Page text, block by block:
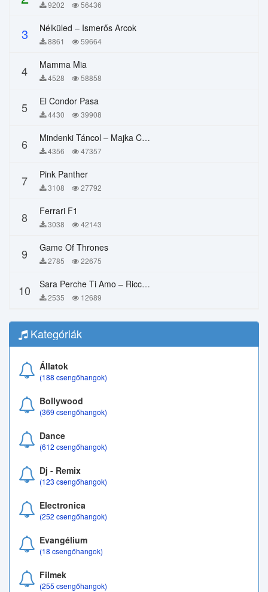
9202 56436
3 Nélküled – Ismerős Arcok
8861 59664
4 Mamma Mia
4528 58858
5 El Condor Pasa
4430 39908
6 Mindenki Táncol – Majka Curtis, Péter Majoros
4356 47357
7 Pink Panther
3108 27792
8 Ferrari F1
3038 42143
9 Game Of Thrones
2785 22675
10 Sara Perche Ti Amo – Ricchi E Poveri
2535 12689
Kategóriák
Állatok
(188 csengőhangok)
Bollywood
(369 csengőhangok)
Dance
(612 csengőhangok)
Dj - Remix
(123 csengőhangok)
Electronica
(252 csengőhangok)
Evangélium
(18 csengőhangok)
Filmek
(255 csengőhangok)